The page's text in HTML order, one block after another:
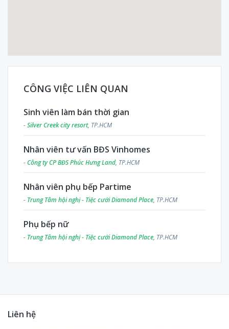
CÔNG VIỆC LIÊN QUAN
Sinh viên làm bán thời gian
-Silver Creek city resort, TP.HCM
Nhân viên tư vấn BĐS Vinhomes
-Công ty CP BĐS Phúc Hưng Land, TP.HCM
Nhân viên phụ bếp Partime
- Trung Tâm hội nghị - Tiệc cưới Diamond Place, TP.HCM
Phụ bếp nữ
- Trung Tâm hội nghị - Tiệc cưới Diamond Place, TP.HCM
Liên hệ